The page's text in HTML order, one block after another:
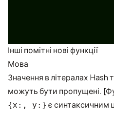
Інші помітні нові функції
Мова
Значення в літералах
можуть бути пропущені.
{x:, y:} є синтаксичним